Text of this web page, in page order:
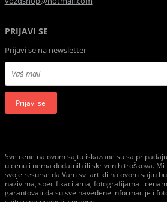
PRIJAVI SE
Prijavi se na newsletter
Prijavi se
Sve cene na ovom sajtu iskazane su sa
u cenu i nema dodatnih ili skrivenih troškova.
svoje resurse da Vam svi artikli na ovom sajtu
nazivima, specifikacijama, fotografijama i
garantovati da su sve navedene informacije i